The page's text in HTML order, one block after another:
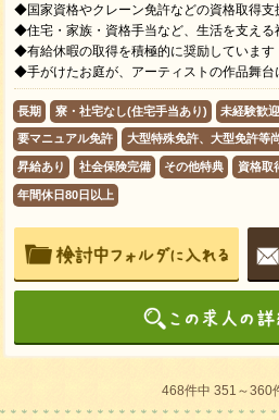
◆国家資格やクレーン免許などの資格取得支
◆住宅・家族・資格手当など、生活を支える
◆有給休暇の取得を積極的に奨励しています
◆手がけたお庭が、アーティストの作品舞台
長期 寮・社宅なし(住宅手当あり) 未経験歓迎
要マニュアル免許 大型特殊免許、大型免許等
昇給あり 社会保険完備 その他特典 資格取
年間休日80日以上
468件中 351～360